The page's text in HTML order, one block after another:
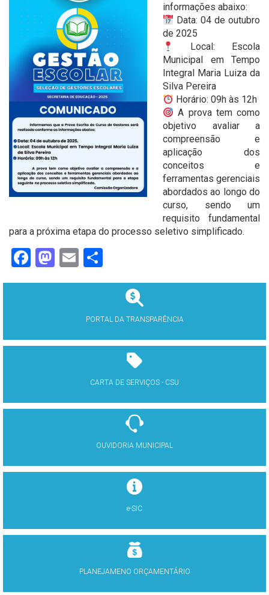
informações abaixo:
Data: 04 de outubro
de 2025
Local: Escola
Municipal em Tempo
Integral Maria Luiza da
Silva Pereira
Horário: 09h às 12h
A prova tem como
objetivo avaliar a
compreensão e
aplicação dos
conceitos e
ferramentas gerenciais
abordados ao longo do
curso, sendo um
requisito fundamental
para a próxima etapa do processo seletivo simplificado.
Facebook
Mastodon
Email
PORTAL DA TRANSPARÊNCIA
CARTA DE SERVIÇOS - CSU
OUVIDORIA MUNICIPAL
e-SIC
PLANEJAMENO ORÇAMENTÁRIO